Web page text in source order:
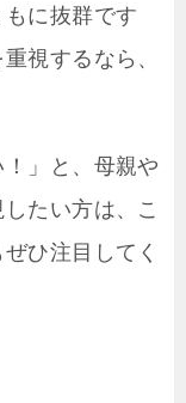
に抜群です
視するなら、
！」と、母親や
たい方は、こ
ひ注目してく